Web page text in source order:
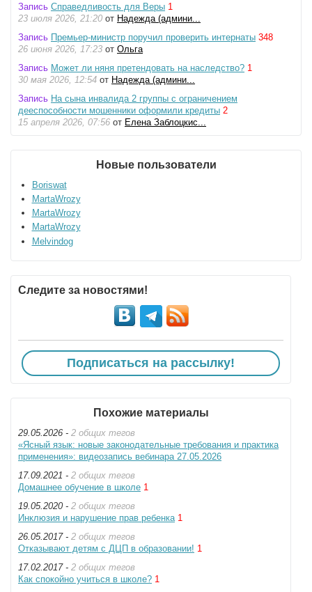
Запись Справедливость для Веры 1
23 июля 2026, 21:20 от Надежда (админи...
Запись Премьер-министр поручил проверить интернаты 348
26 июня 2026, 17:23 от Ольга
Запись Может ли няня претендовать на наследство? 1
30 мая 2026, 12:54 от Надежда (админи...
Запись На сына инвалида 2 группы с ограничением
дееспособности мошенники оформили кредиты 2
15 апреля 2026, 07:56 от Елена Заблоцкис...
Новые пользователи
Boriswat
MartaWrozy
MartaWrozy
MartaWrozy
Melvindog
Следите за новостями!
Подписаться на рассылку!
Похожие материалы
29.05.2026 - 2 общих тегов
«Ясный язык: новые законодательные требования и практика
применения»: видеозапись вебинара 27.05.2026
17.09.2021 - 2 общих тегов
Домашнее обучение в школе 1
19.05.2020 - 2 общих тегов
Инклюзия и нарушение прав ребенка 1
26.05.2017 - 2 общих тегов
Отказывают детям с ДЦП в образовании! 1
17.02.2017 - 2 общих тегов
Как спокойно учиться в школе? 1